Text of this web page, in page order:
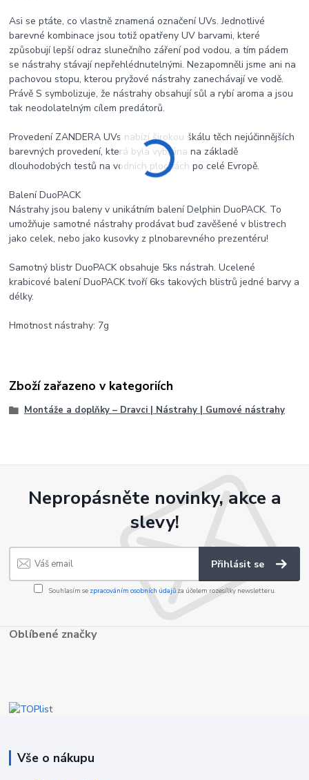
Asi se ptáte, co vlastně znamená označení UVs. Jednotlivé
barevné kombinace jsou totiž opatřeny UV barvami, které
způsobují lepší odraz slunečního záření pod vodou, a tím pádem
se nástrahy stávají nepřehlédnutelnými. Nezapomněli jsme ani na
pachovou stopu, kterou pryžové nástrahy zanechávají ve vodě.
Právě S symbolizuje, že nástrahy obsahují sůl a rybí aroma a jsou
tak neodolatelným cílem predátorů.
Provedení ZANDERA UVs nabízí širokou škálu těch nejúčinnějších
barevných provedení, která byla vybrána na základě
dlouhodobých testů na vodních plochách po celé Evropě.
Balení DuoPACK
Nástrahy jsou baleny v unikátním balení Delphin DuoPACK. To
umožňuje samotné nástrahy prodávat buď zavěšené v blistrech
jako celek, nebo jako kusovky z plnobarevného prezentéru!
Samotný blistr DuoPACK obsahuje 5ks nástrah. Ucelené
krabicové balení DuoPACK tvoří 6ks takových blistrů jedné barvy a
délky.
Hmotnost nástrahy: 7g
Zboží zařazeno v kategoriích
Montáže a doplňky – Dravci | Nástrahy | Gumové nástrahy
Nepropásněte novinky, akce a
slevy!
Přihlásit se
Souhlasím se zpracováním osobních údajůza účelem rozesílky newsletteru.
Oblíbené značky
Vše o nákupu